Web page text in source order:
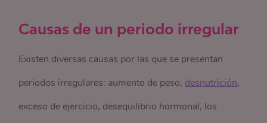
Causas de un periodo irregular
Existen diversas causas por las que se presentan
periodos irregulares: aumento de peso, desnutrición,
exceso de ejercicio, desequilibrio hormonal, los